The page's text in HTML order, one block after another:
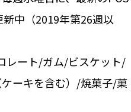
中（2019年第26週以
ート/ガム/ビスケット/
ーキを含む）/焼菓子/菓